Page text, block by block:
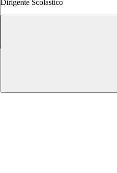
Dirigente Scolastico